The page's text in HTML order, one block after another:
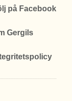
på Facebook
Gergils